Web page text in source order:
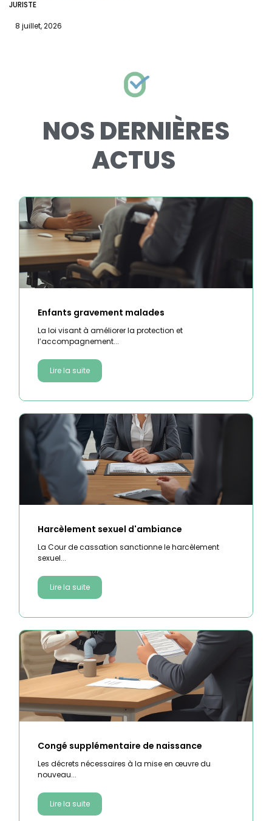
JURISTE
8 juillet, 2026
NOS DERNIÈRES
ACTUS
Enfants gravement malades
La loi visant à améliorer la protection et
l’accompagnement...
Lire la suite
Harcèlement sexuel d'ambiance
La Cour de cassation sanctionne le harcèlement
sexuel...
Lire la suite
Congé supplémentaire de naissance
Les décrets nécessaires à la mise en œuvre du
nouveau...
Lire la suite